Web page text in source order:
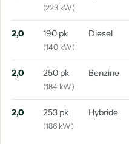
(223 kW)
2,0 190 pk
(140 kW)
Diesel
2,0 250 pk
(184 kW)
Benzine
2,0 253 pk
(186 kW)
Hybride